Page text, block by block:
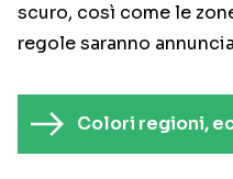
scuro, così come le
regole saranno
Colori regioni,